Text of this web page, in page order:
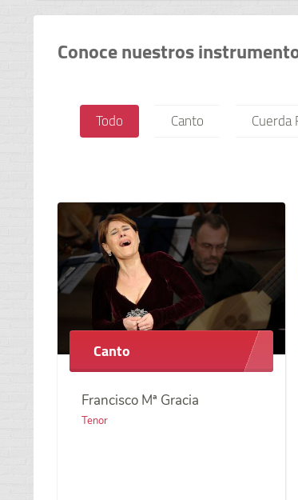
Conoce nuestros
Todo Canto Cuerda
Canto
Francisco Mª Gracia
Tenor